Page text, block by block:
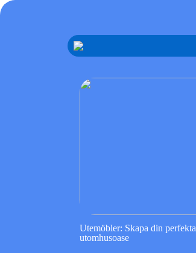
Utemöbler: Skapa din perfekta
utomhusoase